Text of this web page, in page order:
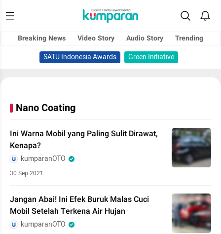
Breaking News Video Story Audio Story
Trending
SATU Indonesia Awards
Green Initiative
Nano Coating
Ini Warna Mobil yang Paling Sulit Dirawat,
Kenapa?
kumparanOTO
30 Sep 2021
Jangan Abai! Ini Efek Buruk Malas Cuci
Mobil Setelah Terkena Air Hujan
kumparanOTO